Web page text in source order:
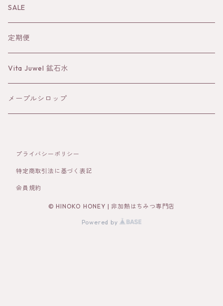
水
Sun&Earth 日焼けどめ
蒸留水
バーム
クレイ
SALE
定期便
Vita Juwel 鉱石水
メープルシロップ
プライバシーポリシー
特定商取引法に基づく表記
会員規約
© HINOKO HONEY | 非加熱はちみつ専門店
Powered by